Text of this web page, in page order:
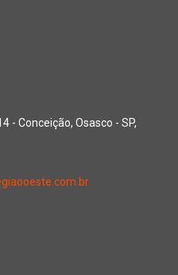
- Conceição, Osasco - SP,